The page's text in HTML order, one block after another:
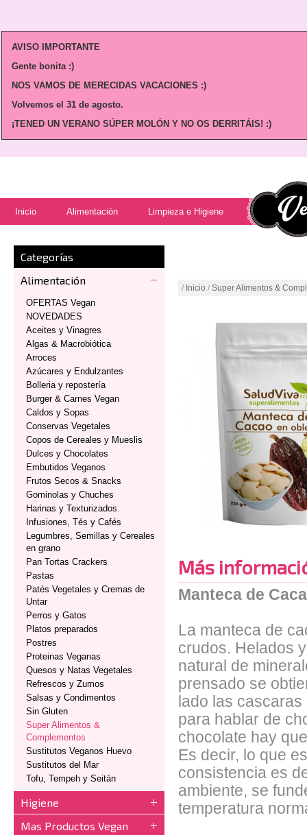
AVISO IMPORTANTE
Gente bonita :)
NOS VAMOS DE MERECIDAS VACACIONES :)
Volvemos el 31 de agosto.
¡TENED UN VERANO SÚPER MOLÓN Y NO OS DERRITÁIS! :)
Inicio Alimentación Limpieza e Higiene
Categorías
Alimentación
OFERTAS Vegan
NOVEDADES
Aceites y Vinagres
Algas & Macrobiótica
Arroces
Azúcares y Endulzantes
Bolleria y repostería
Burger & Carnes Vegan
Caldos y Sopas
Conservas Vegetales
Copos de Cereales y Mueslis
Dulces y Chocolates
Embutidos Veganos
Frutos Secos & Snacks
Gominolas y Chuches
Harinas y Texturizados
Infusiones, Tés y Cafés
Legumbres, Semillas y Cereales
en grano
Pan Tortas Crackers
Pastas
Patés Vegetales y Cremas de
Untar
Perros y Gatos
Platos preparados
Postres
Proteinas Veganas
Quesos y Natas Vegetales
Refrescos y Zumos
Salsas y Condimentos
Sin Gluten
Super Alimentos &
Complementos
Sustitutos Veganos Huevo
Sustitutos del Mar
Tofu, Tempeh y Seitán
Higiene
Mas Productos Vegan
/ Inicio / Super Alimentos &
Más
Manteca de
La manteca de
crudos. Helados
natural de
prensado se
lado las
para hablar de
chocolate hay
Es decir, lo que
consistencia es
ambiente, se
temperatura